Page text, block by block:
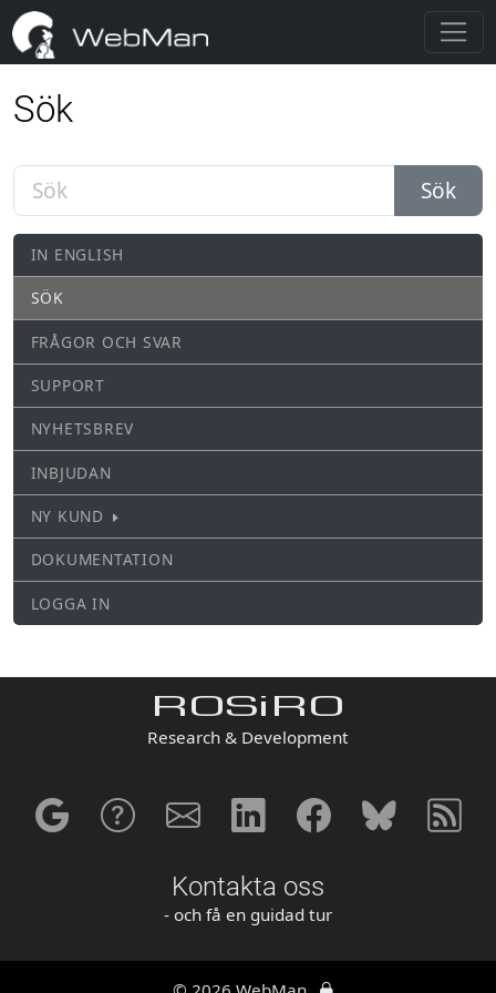
Sök
Sök
IN ENGLISH
SÖK
FRÅGOR OCH SVAR
SUPPORT
NYHETSBREV
INBJUDAN
NY KUND
DOKUMENTATION
LOGGA IN
ROSiRO
Research & Development
Kontakta oss
- och få en guidad tur